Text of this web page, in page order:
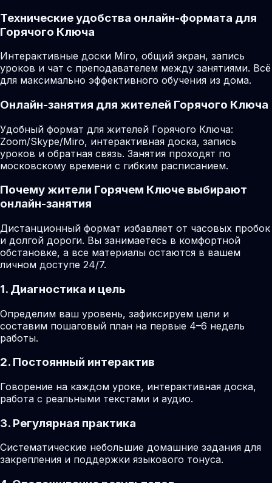
Технические удобства онлайн-формата для
Горячого Ключа
Интерактивные доски Miro, общий экран, запись
уроков и чат с преподавателем между занятиями. Всё
для максимально эффективного обучения из дома.
Онлайн-занятия для жителей Горячого Ключа
Удобный формат для жителей Горячого Ключа:
Zoom/Skype/Miro, интерактивная доска, запись
уроков и обратная связь. Занятия проходят по
московскому времени с гибким расписанием.
Почему жители Горячем Ключе выбирают
онлайн-занятия
Дистанционный формат избавляет от часовых пробок
и долгой дороги. Вы занимаетесь в комфортной
обстановке, а все материалы остаются в вашем
личном доступе 24/7.
1. Диагностика и цель
Определим ваш уровень, зафиксируем цели и
составим пошаговый план на первые 4–6 недель
работы.
2. Постоянный интерактив
Говорение на каждом уроке, интерактивная доска,
работа с реальными текстами и аудио.
3. Регулярная практика
Систематические небольшие домашние задания для
закрепления и поддержки языкового тонуса.